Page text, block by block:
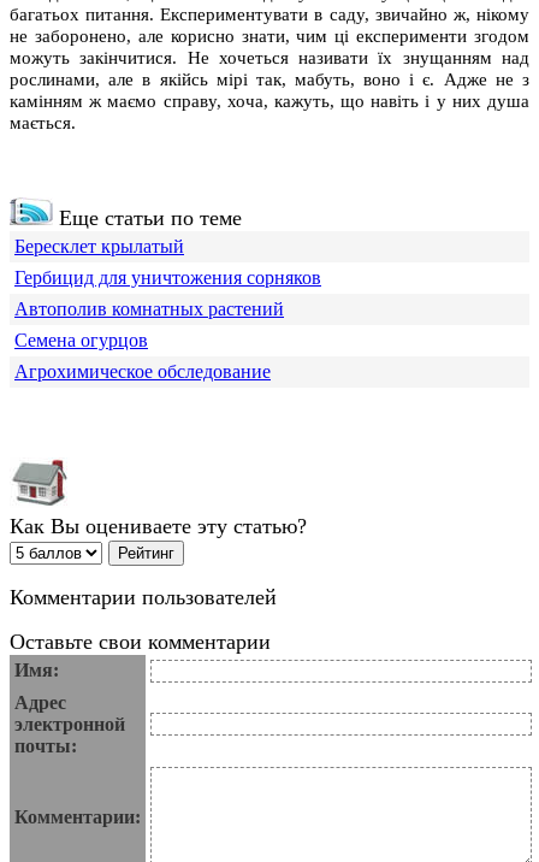
багатьох питання. Експериментувати в саду, звичайно ж, нікому
не заборонено, але корисно знати, чим ці експерименти згодом
можуть закінчитися. Не хочеться називати їх знущанням над
рослинами, але в якійсь мірі так, мабуть, воно і є. Адже не з
камінням ж маємо справу, хоча, кажуть, що навіть і у них душа
мається.
Еще статьи по теме
Бересклет крылатый
Гербицид для уничтожения сорняков
Автополив комнатных растений
Семена огурцов
Агрохимическое обследование
Как Вы оцениваете эту статью?
Комментарии пользователей
Оставьте свои комментарии
Имя:
Адрес
электронной
почты:
Комментарии: